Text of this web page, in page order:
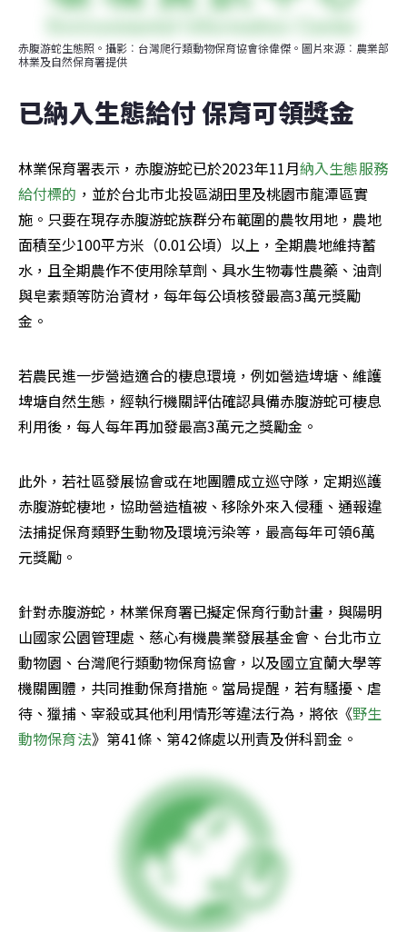
赤腹游蛇生態照。攝影︰台灣爬行類動物保育協會徐偉傑。圖片來源︰農業部
林業及自然保育署提供
已納入生態給付 保育可領獎金
林業保育署表示，赤腹游蛇已於2023年11月納入生態服務
給付標的 ，並於台北市北投區湖田里及桃園市龍潭區實
施。只要在現存赤腹游蛇族群分布範圍的農牧用地，農地
面積至少100平方米（0.01公頃）以上，全期農地維持蓄
水，且全期農作不使用除草劑、具水生物毒性農藥、油劑
與皂素類等防治資材，每年每公頃核發最高3萬元獎勵
金。
若農民進一步營造適合的棲息環境，例如營造埤塘、維護
埤塘自然生態，經執行機關評估確認具備赤腹游蛇可棲息
利用後，每人每年再加發最高3萬元之獎勵金。
此外，若社區發展協會或在地團體成立巡守隊，定期巡護
赤腹游蛇棲地，協助營造植被、移除外來入侵種、通報違
法捕捉保育類野生動物及環境污染等，最高每年可領6萬
元獎勵。
針對赤腹游蛇，林業保育署已擬定保育行動計畫，與陽明
山國家公園管理處、慈心有機農業發展基金會、台北市立
動物園、台灣爬行類動物保育協會，以及國立宜蘭大學等
機關團體，共同推動保育措施。當局提醒，若有騷擾、虐
待、獵捕、宰殺或其他利用情形等違法行為，將依《野生
動物保育法》第41條、第42條處以刑責及併科罰金。